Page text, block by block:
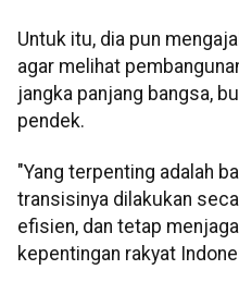
Untuk itu, dia pun
agar melihat
jangka panjang bangsa,
pendek.
"Yang terpenting adalah
transisinya dilakukan
efisien, dan tetap
kepentingan rakyat